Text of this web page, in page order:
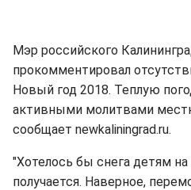
Мэр российского
прокомментировал
Новый год 2018. Теплую
активными молитвами
сообщает newkaliningrad.ru.
"Хотелось бы снега детям
получается. Наверное,